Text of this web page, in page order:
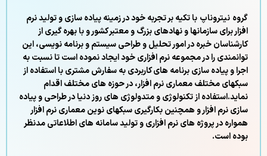
گروه نیتروناپ با تکیه بر تجربه خود در زمینه پیاده سازی و تولید نرم
افزار برای سازمانها و نهادهای بزرگ و معتبر کشور و با بهره گیری از
کارشناسان خبره در امور تحلیل و طراحی سیستم و برنامه نویسی، این
توانمندی را در مجموعه نرم افزاری خود ایجاد نموده است تا نسبت به
اجرا و پیاده سازی برنامه های کاربردی به سفارش مشتری با استفاده از
سبکهای مختلف معماری نرم افزار، در حوزه های مختلف اقدام
نماید.استفاده از تکنولوژی و متدولوژی های روز دنیا در طراحی و پیاده
سازی نرم افزار و همچنین بکارگیری سبکهای نوین معماری نرم افزار
همواره در پروژه های نرم افزاری و تولید سامانه های اطلاعاتی مدنظر
بوده است.